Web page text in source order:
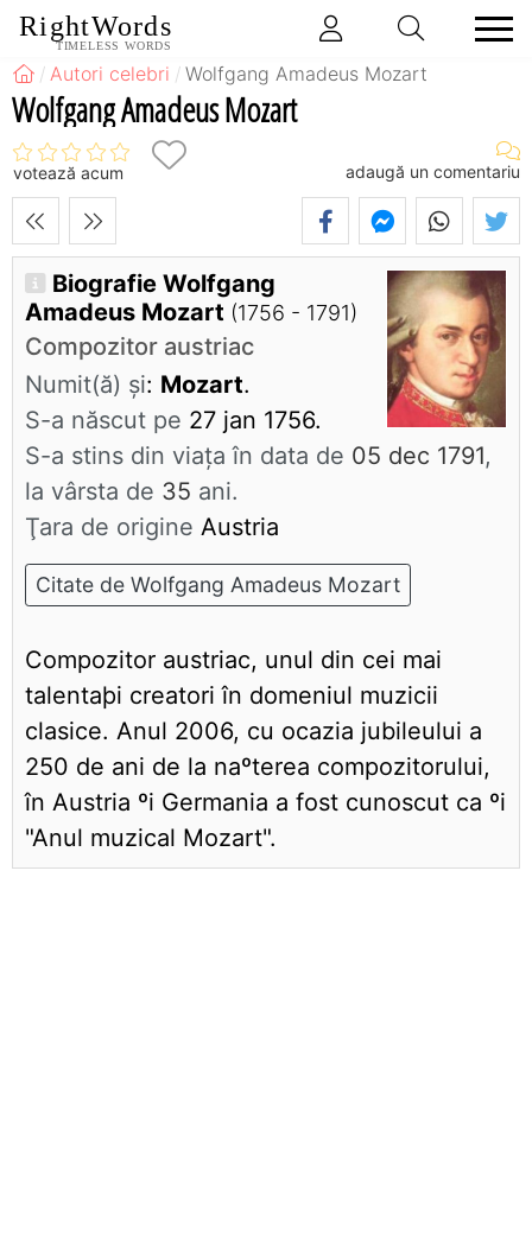
RightWords
TIMELESS WORDS
Autori celebri Wolfgang Amadeus Mozart
Wolfgang Amadeus Mozart
votează acum adaugă un comentariu
Biografie Wolfgang
Amadeus Mozart (1756 - 1791)
Compozitor austriac
Numit(ă) și: Mozart.
S-a născut pe 27 jan 1756.
S-a stins din viaţa în data de 05 dec 1791,
la vârsta de 35 ani.
Ţara de origine Austria
Citate de Wolfgang Amadeus Mozart
Compozitor austriac, unul din cei mai
talentaþi creatori în domeniul muzicii
clasice. Anul 2006, cu ocazia jubileului a
250 de ani de la naºterea compozitorului,
în Austria ºi Germania a fost cunoscut ca ºi
"Anul muzical Mozart".